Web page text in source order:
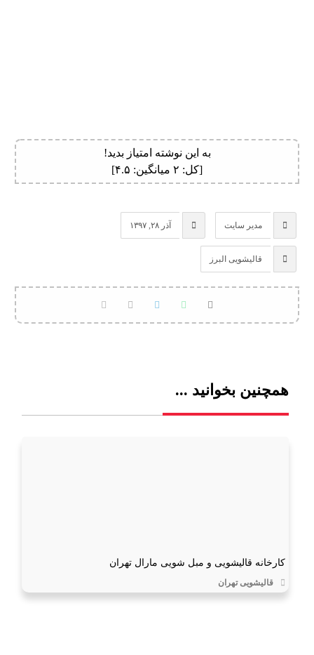
به این نوشته امتیاز بدید!
[کل: ۲ میانگین: ۴.۵]
مدیر سایت آذر ۲۸, ۱۳۹۷
قالیشویی البرز
همچنین بخوانید ...
کارخانه قالیشویی و مبل شویی مارال تهران
قالیشویی تهران